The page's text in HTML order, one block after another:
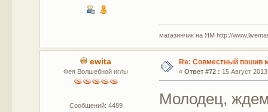
магазинчик на ЯМ http://
ewita
Фея Волшебной иглы
Сообщений: 4489
Re: Совместный пошив
« Ответ #72 : 15 Август
Молодец,